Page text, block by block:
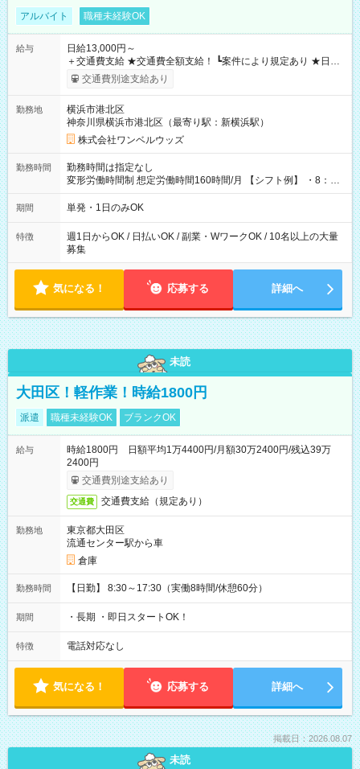
アルバイト 職種未経験OK
給与
日給13,000円～
＋交通費支給 ★交通費全額支給！ ┗案件により規定あり ★日払
いOK！（規定あり） ┗働いたその日に現金GET♪ お仕事後はコ
ンビニATMから 日払い分を引き落とせます！ 【試用期間】試
交通費別途支給あり
勤務地
横浜市港北区
神奈川県横浜市港北区（最寄り駅：新横浜駅）
株式会社ワンベルウッズ
勤務時間
勤務時間は指定なし
変形労働時間制 想定労働時間160時間/月 【シフト例】 ・8：00
～21：00
期間 単発・1日のみOK
特徴
週1日からOK / 日払いOK / 副業・WワークOK / 10名以上の大量
募集
気になる！ 応募する 詳細へ
未読
大田区！軽作業！時給1800円
派遣 職種未経験OK ブランクOK
給与
時給1800円 日額平均1万4400円/月額30万2400円/残込39万
2400円
交通費別途支給あり
交通費 交通費支給（規定あり）
勤務地
東京都大田区
流通センター駅から車
倉庫
勤務時間 【日勤】 8:30～17:30（実働8時間/休憩60分）
期間 ・長期 ・即日スタートOK！
特徴 電話対応なし
気になる！ 応募する 詳細へ
掲載日：2026.08.07
未読